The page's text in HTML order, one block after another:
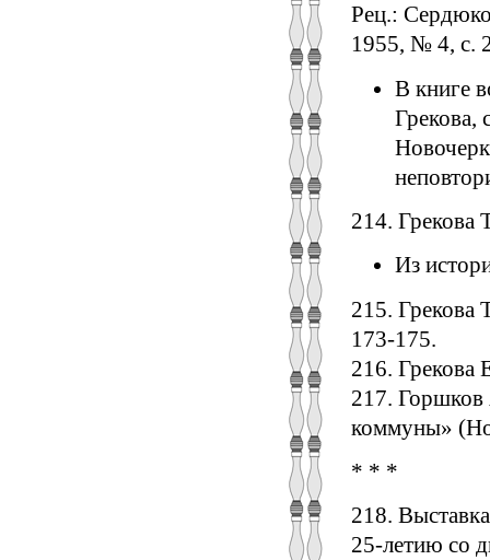
Рец.:
1955, № 4, с.
В книге
Грекова,
214.
Из
215.
173-175.
216. Грекова
217.
коммуны»
* * *
218.
25-летию со